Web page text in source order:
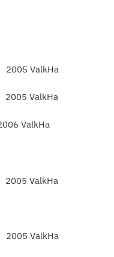
ValkHa
ValkHa
ValkHa
ValkHa
ValkHa